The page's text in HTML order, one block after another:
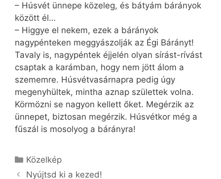
– Húsvét ünnepe közeleg, és bátyám bárányok
között él…
– Higgye el nekem, ezek a bárányok
nagypénteken meggyászolják az Égi Bárányt!
Tavaly is, nagypéntek éjjelén olyan sírást-rívást
csaptak a karámban, hogy nem jött álom a
szememre. Húsvétvasárnapra pedig úgy
megenyhültek, mintha aznap születtek volna.
Körmözni se nagyon kellett őket. Megérzik az
ünnepet, biztosan megérzik. Húsvétkor még a
fűszál is mosolyog a bárányra!
Kategória
Közelkép
Nyújtsd ki a kezed!